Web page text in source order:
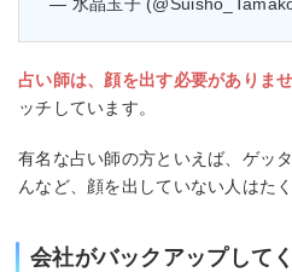
占い師は、顔を出す必要がありませ
ッチしています。
有名な占い師の方といえば、ゲッ
んなど、顔を出していない人はた
会社がバックアップして